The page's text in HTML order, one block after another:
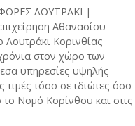
ΛΟΥΤΡΑΚΙ |
Αθανασίου
Κορινθίας
στον χώρο των
υπηρεσίες υψηλής
τιμές τόσο σε ιδιώτες όσο
το Νομό Κορίνθου και στις